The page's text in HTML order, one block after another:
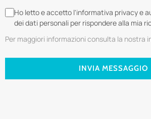
Ho letto e accetto l'informativa privacy e
dei dati personali per rispondere alla mia
Per maggiori informazioni consulta la nostra
INVIA MESSAGGIO